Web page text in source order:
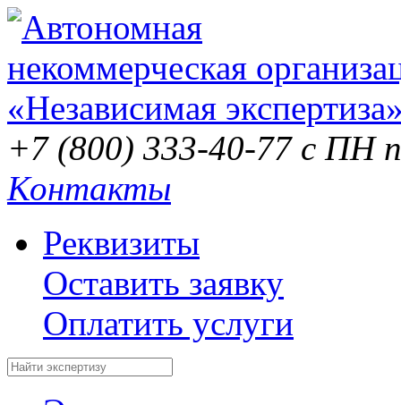
+7 (800) 333-40-77 с ПН
Контакты
Реквизиты
Оставить заявку
Оплатить услуги